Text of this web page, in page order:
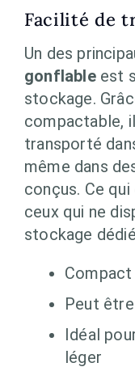
Facilité de
Un des
gonflableest
stockage.
compactable,
transporté
même dans
conçus. Ce
ceux qui ne
stockage
Peut
Idéal
léger